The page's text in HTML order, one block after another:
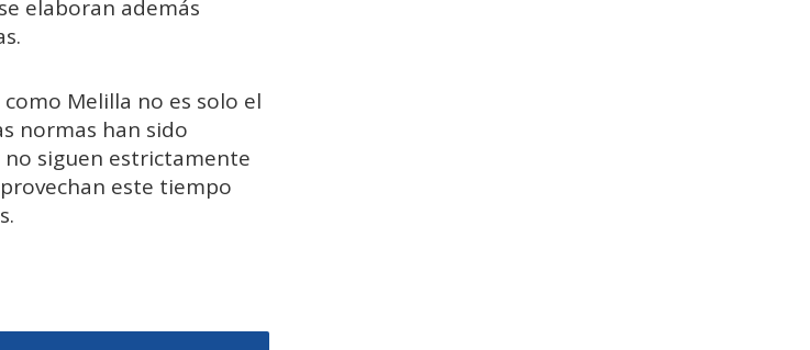
elaboran además
Melilla no es solo el
normas han sido
siguen estrictamente
este tiempo